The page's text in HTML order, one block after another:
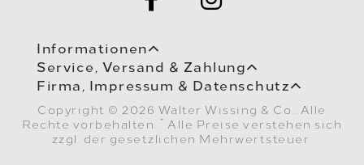
Informationen
Service, Versand & Zahlung
Firma, Impressum & Datenschutz
Copyright © 2026 Walter Wissing & Co.. Alle
Rechte vorbehalten.
* Alle Preise verstehen sich
zzgl. der gesetzlichen Mehrwertsteuer.